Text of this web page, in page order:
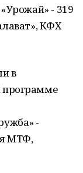
- 319
КФХ
в
программе
-
МТФ,